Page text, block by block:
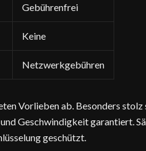
Gebührenfrei
Keine
Netzwerkgebühren
Vorlieben ab. Besonders
Geschwindigkeit garantiert.
geschützt.